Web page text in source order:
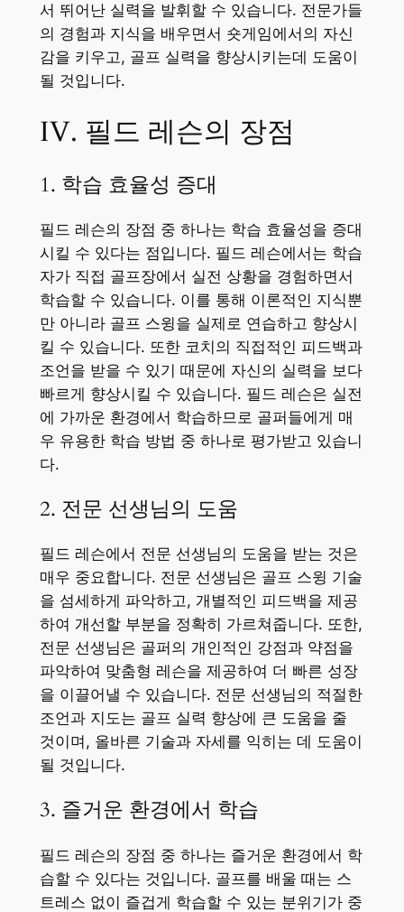
서 뛰어난 실력을 발휘할 수 있습니다. 전문가들
의 경험과 지식을 배우면서 숏게임에서의 자신
감을 키우고, 골프 실력을 향상시키는데 도움이
될 것입니다.
IV. 필드 레슨의 장점
1. 학습 효율성 증대
필드 레슨의 장점 중 하나는 학습 효율성을 증대
시킬 수 있다는 점입니다. 필드 레슨에서는 학습
자가 직접 골프장에서 실전 상황을 경험하면서
학습할 수 있습니다. 이를 통해 이론적인 지식뿐
만 아니라 골프 스윙을 실제로 연습하고 향상시
킬 수 있습니다. 또한 코치의 직접적인 피드백과
조언을 받을 수 있기 때문에 자신의 실력을 보다
빠르게 향상시킬 수 있습니다. 필드 레슨은 실전
에 가까운 환경에서 학습하므로 골퍼들에게 매
우 유용한 학습 방법 중 하나로 평가받고 있습니
다.
2. 전문 선생님의 도움
필드 레슨에서 전문 선생님의 도움을 받는 것은
매우 중요합니다. 전문 선생님은 골프 스윙 기술
을 섬세하게 파악하고, 개별적인 피드백을 제공
하여 개선할 부분을 정확히 가르쳐줍니다. 또한,
전문 선생님은 골퍼의 개인적인 강점과 약점을
파악하여 맞춤형 레슨을 제공하여 더 빠른 성장
을 이끌어낼 수 있습니다. 전문 선생님의 적절한
조언과 지도는 골프 실력 향상에 큰 도움을 줄
것이며, 올바른 기술과 자세를 익히는 데 도움이
될 것입니다.
3. 즐거운 환경에서 학습
필드 레슨의 장점 중 하나는 즐거운 환경에서 학
습할 수 있다는 것입니다. 골프를 배울 때는 스
트레스 없이 즐겁게 학습할 수 있는 분위기가 중